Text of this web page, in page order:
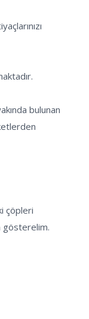
gösterelim.